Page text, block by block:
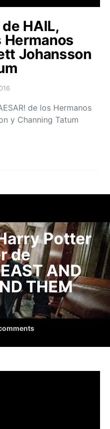
HAIL,
Hermanos
Johansson
de los Hermanos
y Channing Tatum
Potter
de
AND
THEM